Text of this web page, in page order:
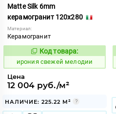
Matte Silk 6mm
керамогранит 120x280
Материал:
Керамогранит
1104048
Код товара:
ирония свежей мелодии
Цена
12 004 руб./м²
НАЛИЧИЕ: 225.22 М²